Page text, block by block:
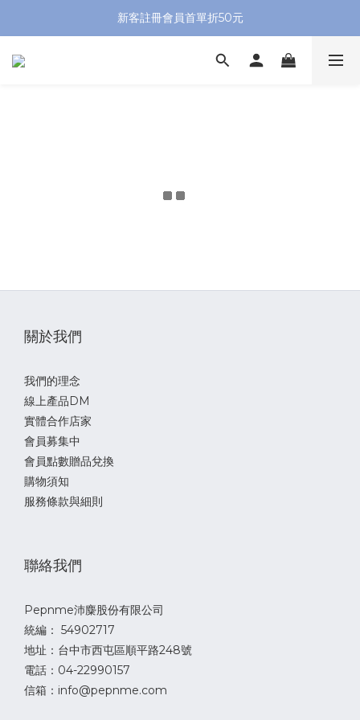
新客註冊會員首單折50元
關於我們
我們的理念
線上產品DM
實體合作店家
會員募集中
會員點數贈品兌換
購物須知
服務條款與細則
聯絡我們
Pepnme沛麋股份有限公司
統編： 54902717
地址：台中市西屯區順平路248號
電話：04-22990157
信箱：info@pepnme.com